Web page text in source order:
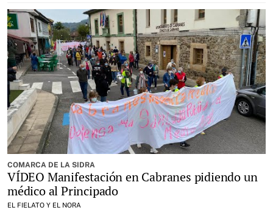
COMARCA DE LA SIDRA
VÍDEO Manifestación en Cabranes pidiendo un
médico al Principado
EL FIELATO Y EL NORA